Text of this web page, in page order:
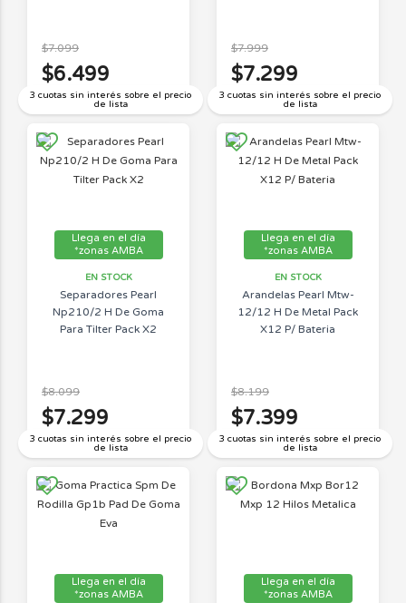
3 cuotas sin interés sobre el precio
de lista
$7.099
$6.499
3 cuotas sin interés sobre el precio
de lista
$7.999
$7.299
Llega en el día
*zonas AMBA
EN STOCK
Separadores Pearl
Np210/2 H De Goma
Para Tilter Pack X2
3 cuotas sin interés sobre el precio
de lista
$8.099
$7.299
Llega en el día
*zonas AMBA
EN STOCK
Arandelas Pearl Mtw-
12/12 H De Metal Pack
X12 P/ Bateria
3 cuotas sin interés sobre el precio
de lista
$8.199
$7.399
Llega en el día
*zonas AMBA
Llega en el día
*zonas AMBA